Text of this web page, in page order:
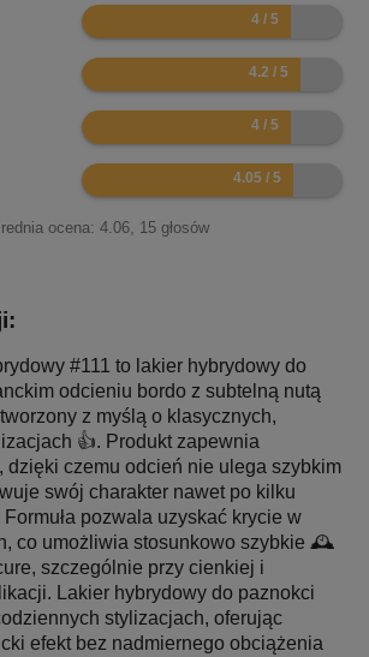
8
8.4
8
8.1
ocena: 4.06, 15 głosów
#111 to lakier hybrydowy do
odcieniu bordo z subtelną nutą
z myślą o klasycznych,
👍. Produkt zapewnia
dzięki czemu odcień nie ulega szybkim
swój charakter nawet po kilku
pozwala uzyskać krycie w
co umożliwia stosunkowo szybkie 🕰️
szczególnie przy cienkiej i
Lakier hybrydowy do paznokci
stylizacjach, oferując
efekt bez nadmiernego obciążenia